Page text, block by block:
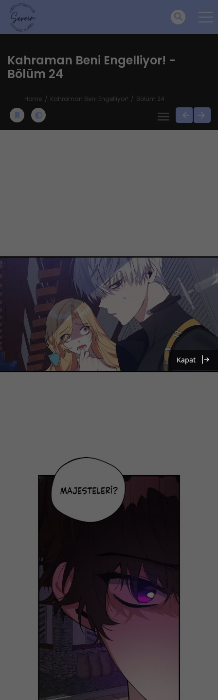
Kahraman Beni Engelliyor! -
Bölüm 24
Home Kahraman Beni Engelliyor! Bölüm 24
Kapat